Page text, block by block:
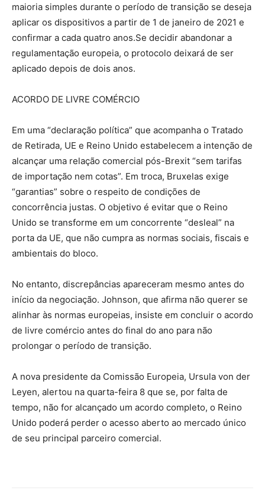
maioria simples durante o período de transição se deseja
aplicar os dispositivos a partir de 1 de janeiro de 2021 e
confirmar a cada quatro anos.Se decidir abandonar a
regulamentação europeia, o protocolo deixará de ser
aplicado depois de dois anos.
ACORDO DE LIVRE COMÉRCIO
Em uma “declaração política” que acompanha o Tratado
de Retirada, UE e Reino Unido estabelecem a intenção de
alcançar uma relação comercial pós-Brexit “sem tarifas
de importação nem cotas”. Em troca, Bruxelas exige
“garantias” sobre o respeito de condições de
concorrência justas. O objetivo é evitar que o Reino
Unido se transforme em um concorrente “desleal” na
porta da UE, que não cumpra as normas sociais, fiscais e
ambientais do bloco.
No entanto, discrepâncias apareceram mesmo antes do
início da negociação. Johnson, que afirma não querer se
alinhar às normas europeias, insiste em concluir o acordo
de livre comércio antes do final do ano para não
prolongar o período de transição.
A nova presidente da Comissão Europeia, Ursula von der
Leyen, alertou na quarta-feira 8 que se, por falta de
tempo, não for alcançado um acordo completo, o Reino
Unido poderá perder o acesso aberto ao mercado único
de seu principal parceiro comercial.